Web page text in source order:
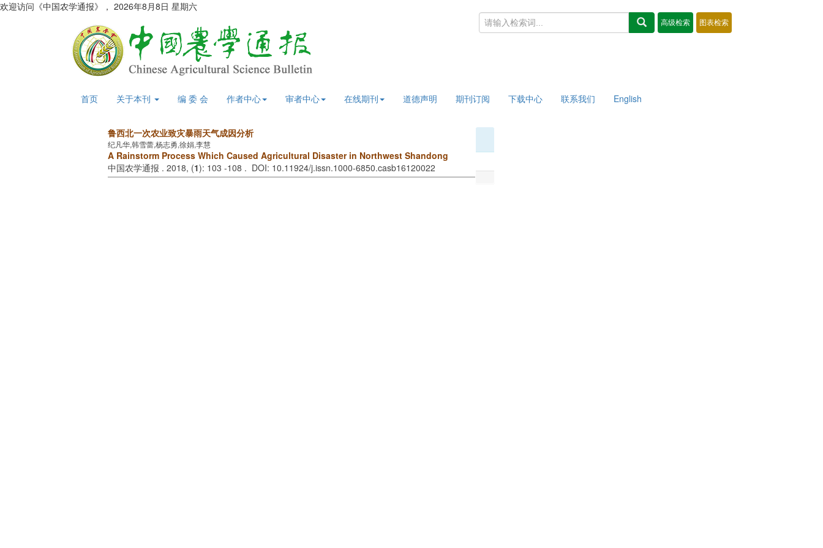
欢迎访问《中国农学通报》， 2026年8月8日 星期六
首页 关于本刊 编 委 会 作者中心 审者中心 在线期刊 道德声明 期刊订阅 下载中心 联系我们 English
鲁西北一次农业致灾暴雨天气成因分析
纪凡华,韩雪蕾,杨志勇,徐娟,李慧
A Rainstorm Process Which Caused Agricultural Disaster in Northwest Shandong
中国农学通报 . 2018, (1): 103 -108 . DOI: 10.11924/j.issn.1000-6850.casb16120022